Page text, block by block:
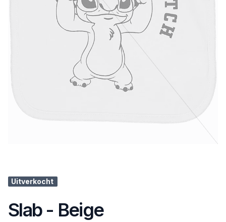
Uitverkocht
Slab - Beige